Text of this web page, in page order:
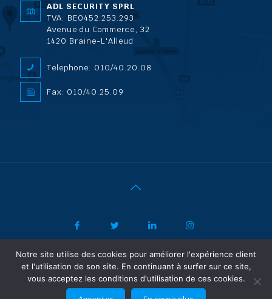
ADL SECURITY SPRL
TVA: BE0452.253.293
Avenue du Commerce, 32
1420 Braine-L'Alleud
Telephone: 010/40.20.08
Fax: 010/40.25.09
© 2022 ADL Security SPRL/BVBA | Politique de confidentialité
Vertrouwelijkheidsbeleid | Powered by SF Concept
FR
Notre site utilise des cookies pour améliorer l'expérience client
et l'utilisation de son site. En continuant à surfer sur ce site,
vous acceptez les conditions d'utilisation de ces cookies.